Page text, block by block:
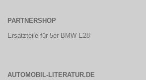
PARTNERSHOP
Ersatzteile für 5er BMW E28
AUTOMOBIL-LITERATUR.DE